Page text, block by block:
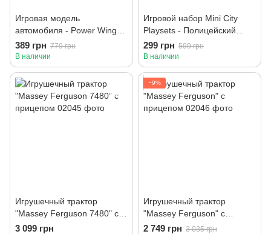
Игровая модель
автомобиля - Power Wings -
Race Car (движение),
батарейки не требуются
389 грн 779 грн
В наличии
Игровой набор Mini City
Playsets - Полицейский
депо с двумя машинами.
Подсветка, с батарейками
299 грн 599 грн
В наличии
Игрушечный трактор
"Massey Ferguson 7480" с
прицепом
3 099 грн
−9%
Игрушечный трактор
"Massey Ferguson" с
прицепом
2 749 грн 3 035 грн